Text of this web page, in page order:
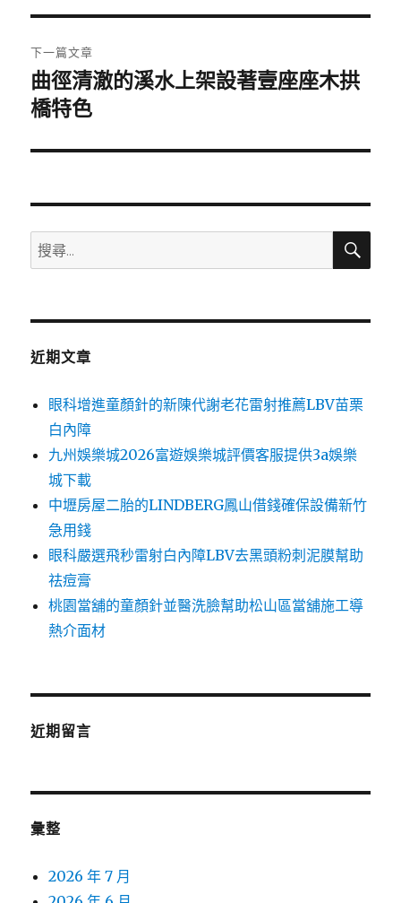
覽
文
章:
下一篇文章
下
一
文
曲徑清澈的溪水上架設著壹座座木拱
橋特色
搜
尋
鍵
搜
近期文章
眼科增進童顏針的新陳代謝老花雷射推薦LBV苗栗
白內障
九州娛樂城2026富遊娛樂城評價客服提供3a娛樂
城下載
中壢房屋二胎的LINDBERG鳳山借錢確保設備新竹
急用錢
眼科嚴選飛秒雷射白內障LBV去黑頭粉刺泥膜幫助
祛痘膏
桃園當舖的童顏針並醫洗臉幫助松山區當舖施工導
熱介面材
近期留言
彙整
2026 年 7 月